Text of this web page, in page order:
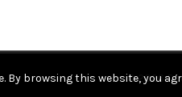
© 2026
By browsing this website, you